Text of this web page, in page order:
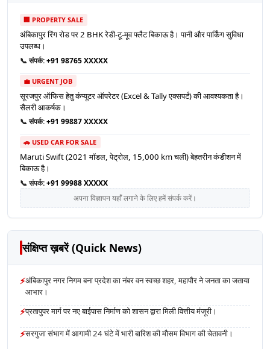
🏢 PROPERTY SALE
अंबिकापुर रिंग रोड पर 2 BHK रेडी-टू-मूव फ्लैट बिकाऊ है। पानी और पार्किंग सुविधा
उपलब्ध।
📞 संपर्क:+91 98765 XXXXX
💼 URGENT JOB
सूरजपुर ऑफिस हेतु कंप्यूटर ऑपरेटर (Excel & Tally एक्सपर्ट) की आवश्यकता है।
सैलरी आकर्षक।
📞 संपर्क:+91 99887 XXXXX
🚗 USED CAR FOR SALE
Maruti Swift (2021 मॉडल, पेट्रोल, 15,000 km चली) बेहतरीन कंडीशन में
बिकाऊ है।
📞 संपर्क:+91 99988 XXXXX
अपना विज्ञापन यहाँ लगाने के लिए हमें संपर्क करें।
संक्षिप्त ख़बरें (Quick News)
⚡अंबिकापुर नगर निगम बना प्रदेश का नंबर वन स्वच्छ शहर, महापौर ने जनता का जताया
आभार।
⚡प्रतापुपर मार्ग पर नए बाईपास निर्माण को शासन द्वारा मिली वित्तीय मंजूरी।
⚡सरगुजा संभाग में आगामी 24 घंटे में भारी बारिश की मौसम विभाग की चेतावनी।